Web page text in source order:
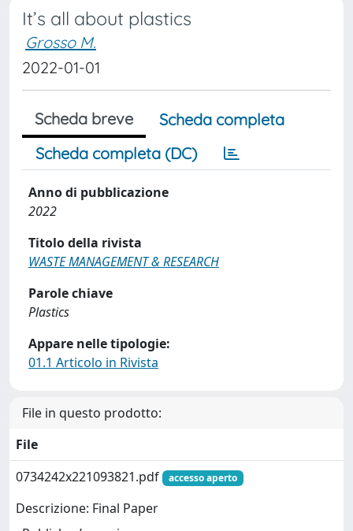
It’s all about plastics
Grosso M.
2022-01-01
Scheda breve
Scheda completa
Scheda completa (DC)
Anno di pubblicazione
2022
Titolo della rivista
WASTE MANAGEMENT & RESEARCH
Parole chiave
Plastics
Appare nelle tipologie:
01.1 Articolo in Rivista
File in questo prodotto:
File
0734242x221093821.pdf
accesso aperto
Descrizione: Final Paper